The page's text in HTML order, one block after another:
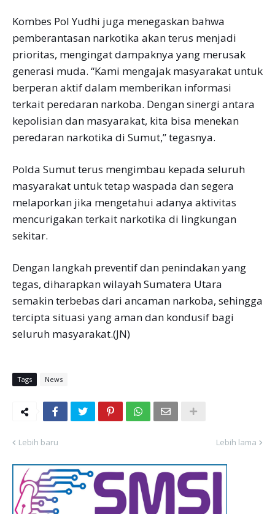
Kombes Pol Yudhi juga menegaskan bahwa
pemberantasan narkotika akan terus menjadi
prioritas, mengingat dampaknya yang merusak
generasi muda. “Kami mengajak masyarakat untuk
berperan aktif dalam memberikan informasi
terkait peredaran narkoba. Dengan sinergi antara
kepolisian dan masyarakat, kita bisa menekan
peredaran narkotika di Sumut,” tegasnya.
Polda Sumut terus mengimbau kepada seluruh
masyarakat untuk tetap waspada dan segera
melaporkan jika mengetahui adanya aktivitas
mencurigakan terkait narkotika di lingkungan
sekitar.
Dengan langkah preventif dan penindakan yang
tegas, diharapkan wilayah Sumatera Utara
semakin terbebas dari ancaman narkoba, sehingga
tercipta situasi yang aman dan kondusif bagi
seluruh masyarakat.(JN)
Tags News
Lebih baru Lebih lama